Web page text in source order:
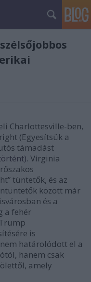
Charlottesville-ben,
(Egyesítsük a
támadást
. Virginia
tüntetők, és az
között már
és a
a fehér
is
határolódott el a
hanem csak
amely